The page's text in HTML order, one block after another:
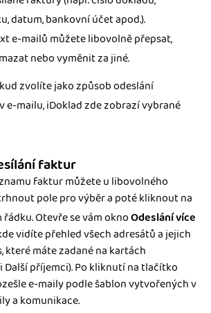
datum, bankovní účet apod.).
e-mailů můžete libovolně přepsat,
nebo vyměnit za jiné.
zvolíte jako způsob odeslání
e-mailu, iDoklad zde zobrazí vybrané
faktur
faktur můžete u libovolného
pole pro výběr a poté kliknout na
Otevře se vám oknoOdeslání více
vidíte přehled všech adresátů a jejich
které máte zadané na kartách
příjemci). Po kliknutí na tlačítko
e-maily podle šablon vytvořených v
a komunikace.